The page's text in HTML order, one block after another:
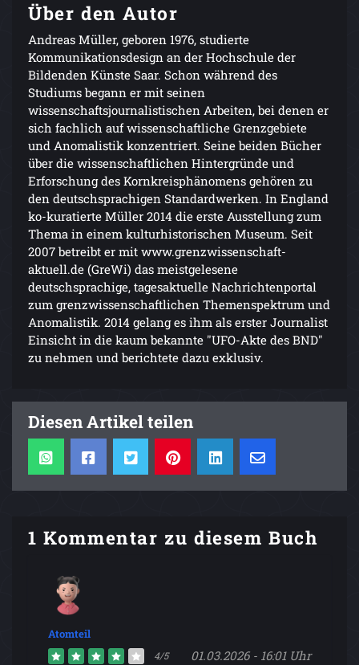
Über den Autor
Andreas Müller, geboren 1976, studierte
Kommunikationsdesign an der Hochschule der
Bildenden Künste Saar. Schon während des
Studiums begann er mit seinen
wissenschaftsjournalistischen Arbeiten, bei denen er
sich fachlich auf wissenschaftliche Grenzgebiete
und Anomalistik konzentriert. Seine beiden Bücher
über die wissenschaftlichen Hintergründe und
Erforschung des Kornkreisphänomens gehören zu
den deutschsprachigen Standardwerken. In England
ko-kuratierte Müller 2014 die erste Ausstellung zum
Thema in einem kulturhistorischen Museum. Seit
2007 betreibt er mit www.grenzwissenschaft-
aktuell.de (GreWi) das meistgelesene
deutschsprachige, tagesaktuelle Nachrichtenportal
zum grenzwissenschaftlichen Themenspektrum und
Anomalistik. 2014 gelang es ihm als erster Journalist
Einsicht in die kaum bekannte "UFO-Akte des BND"
zu nehmen und berichtete dazu exklusiv.
Diesen Artikel teilen
1 Kommentar zu diesem Buch
Atomteil
4/5 01.03.2026 - 16:01 Uhr